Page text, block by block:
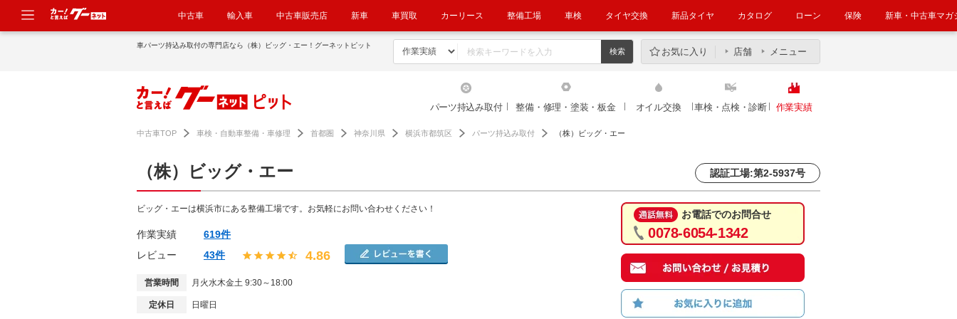
中古車 輸入車 中古車販売店 新車 車買取 カーリース 整備工場 車検 タイヤ交換 新品タイヤ カタログ ローン 保険 新車・中古車マガ
車パーツ持込み取付の専門店なら（株）ビッグ・エー！グーネットピット
お気に入り 店舗 メニュー
パーツ持込み取付 整備・修理・塗装・板金 オイル交換 車検・点検・診断 作業実績
中古車TOP 車検・自動車整備・車修理 首都圏 神奈川県 横浜市都筑区 パーツ持込み取付 （株）ビッグ・エー
（株）ビッグ・エー 認証工場:第2-5937号
ビッグ・エーは横浜市にある整備工場です。お気軽にお問い合わせください！
作業実績
619件
レビュー
43件 4.86
営業時間 月火水木金土 9:30～18:00
定休日 日曜日
お電話でのお問合せ
0078-6054-1342